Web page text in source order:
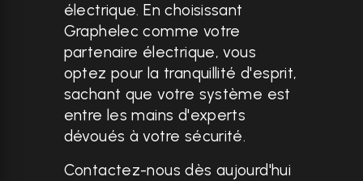
électrique. En choisissant
Graphelec comme votre
partenaire électrique, vous
optez pour la tranquillité d'esprit,
sachant que votre système est
entre les mains d'experts
dévoués à votre sécurité.
Contactez-nous dès aujourd'hui